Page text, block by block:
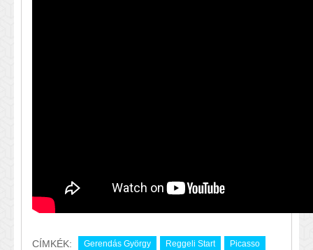
CÍMKÉK: Gerendás György Reggeli Start Picasso